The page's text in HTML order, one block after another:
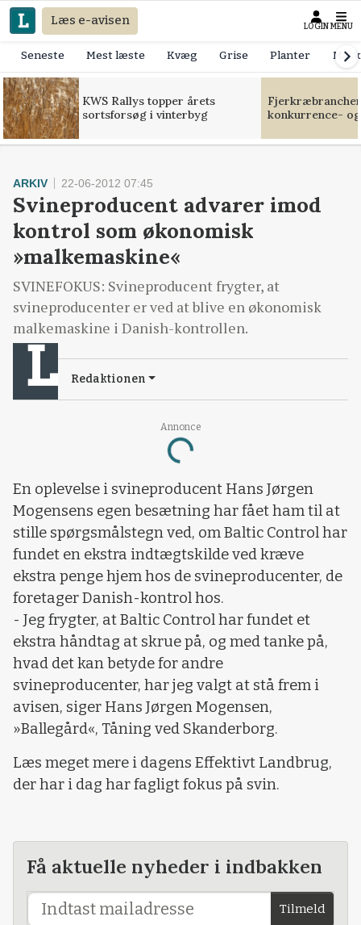
Læs e-avisen LOGIN MENU
Seneste Mest læste Kvæg Grise Planter
KWS Rallys topper årets
sortsforsøg i vinterbyg
konkurrence-
Annonce
Loading...
ARKIV 22-06-2012 07:45
Svineproducent advarer imod
kontrol som økonomisk
»malkemaskine«
SVINEFOKUS: Svineproducent frygter, at
svineproducenter er ved at blive en økonomisk
malkemaskine i Danish-kontrollen.
Redaktionen
En oplevelse i svineproducent Hans Jørgen
Mogensens egen besætning har fået ham til at
stille spørgsmålstegn ved, om Baltic Control har
fundet en ekstra indtægtskilde ved kræve
ekstra penge hjem hos de svineproducenter, de
foretager Danish-kontrol hos.
- Jeg frygter, at Baltic Control har fundet et
ekstra håndtag at skrue på, og med tanke på,
hvad det kan betyde for andre
svineproducenter, har jeg valgt at stå frem i
avisen, siger Hans Jørgen Mogensen,
»Ballegård«, Tåning ved Skanderborg.
Læs meget mere i dagens Effektivt Landbrug,
der har i dag har fagligt fokus på svin.
Få aktuelle nyheder i indbakken
Tilmeld